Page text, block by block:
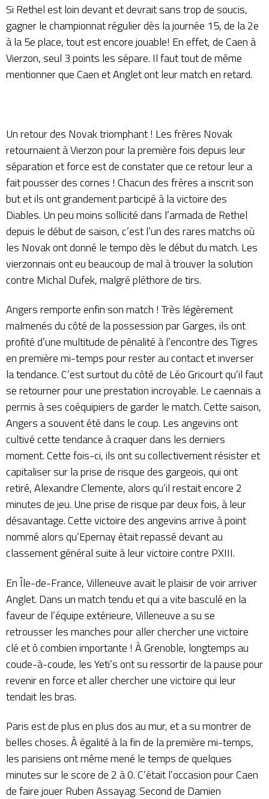
Si Rethel est loin devant et devrait sans trop de soucis,
gagner le championnat régulier dès la journée 15, de la 2e
à la 5e place, tout est encore jouable! En effet, de Caen à
Vierzon, seul 3 points les sépare. Il faut tout de même
mentionner que Caen et Anglet ont leur match en retard.
Un retour des Novak triomphant ! Les frères Novak
retournaient à Vierzon pour la première fois depuis leur
séparation et force est de constater que ce retour leur a
fait pousser des cornes ! Chacun des frères a inscrit son
but et ils ont grandement participé à la victoire des
Diables. Un peu moins sollicité dans l’armada de Rethel
depuis le début de saison, c’est l’un des rares matchs où
les Novak ont donné le tempo dès le début du match. Les
vierzonnais ont eu beaucoup de mal à trouver la solution
contre Michal Dufek, malgré pléthore de tirs.
Angers remporte enfin son match ! Très légèrement
malmenés du côté de la possession par Garges, ils ont
profité d’une multitude de pénalité à l’encontre des Tigres
en première mi-temps pour rester au contact et inverser
la tendance. C’est surtout du côté de Léo Gricourt qu’il faut
se retourner pour une prestation incroyable. Le caennais a
permis à ses coéquipiers de garder le match. Cette saison,
Angers a souvent été dans le coup. Les angevins ont
cultivé cette tendance à craquer dans les derniers
moment. Cette fois-ci, ils ont su collectivement résister et
capitaliser sur la prise de risque des gargeois, qui ont
retiré, Alexandre Clemente, alors qu’il restait encore 2
minutes de jeu. Une prise de risque par deux fois, à leur
désavantage. Cette victoire des angevins arrive à point
nommé alors qu’Epernay était repassé devant au
classement général suite à leur victoire contre PXIII.
En Île-de-France, Villeneuve avait le plaisir de voir arriver
Anglet. Dans un match tendu et qui a vite basculé en la
faveur de l’équipe extérieure, Villeneuve a su se
retrousser les manches pour aller chercher une victoire
clé et ô combien importante ! À Grenoble, longtemps au
coude-à-coude, les Yeti’s ont su ressortir de la pause pour
revenir en force et aller chercher une victoire qui leur
tendait les bras.
Paris est de plus en plus dos au mur, et a su montrer de
belles choses. À égalité à la fin de la première mi-temps,
les parisiens ont même mené le temps de quelques
minutes sur le score de 2 à 0. C’était l’occasion pour Caen
de faire jouer Ruben Assayag. Second de Damien